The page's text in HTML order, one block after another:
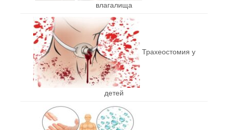
влагалища
Трахеостомия у
детей